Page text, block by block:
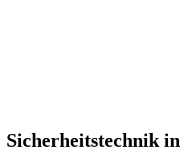
Sicherheitstechnik